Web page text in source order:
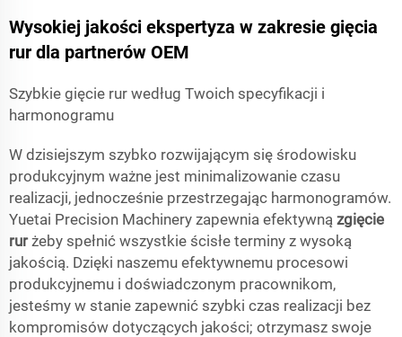
Wysokiej jakości ekspertyza w zakresie gięcia
rur dla partnerów OEM
Szybkie gięcie rur według Twoich specyfikacji i
harmonogramu
W dzisiejszym szybko rozwijającym się środowisku
produkcyjnym ważne jest minimalizowanie czasu
realizacji, jednocześnie przestrzegając harmonogramów.
Yuetai Precision Machinery zapewnia efektywną zgięcie
rurżeby spełnić wszystkie ścisłe terminy z wysoką
jakością. Dzięki naszemu efektywnemu procesowi
produkcyjnemu i doświadczonym pracownikom,
jesteśmy w stanie zapewnić szybki czas realizacji bez
kompromisów dotyczących jakości; otrzymasz swoje